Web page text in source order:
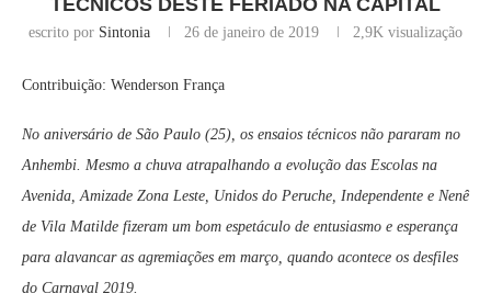
TÉCNICOS DESTE FERIADO NA CAPITAL
escrito por Sintonia 26 de janeiro de 2019 2,9K visualização
Contribuição: Wenderson França
No aniversário de São Paulo (25), os ensaios técnicos não pararam no
Anhembi. Mesmo a chuva atrapalhando a evolução das Escolas na
Avenida, Amizade Zona Leste, Unidos do Peruche, Independente e Nenê
de Vila Matilde fizeram um bom espetáculo de entusiasmo e esperança
para alavancar as agremiações em março, quando acontece os desfiles
do Carnaval 2019.